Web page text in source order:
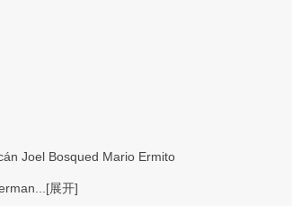
Joel Bosqued Mario Ermito
[展开]